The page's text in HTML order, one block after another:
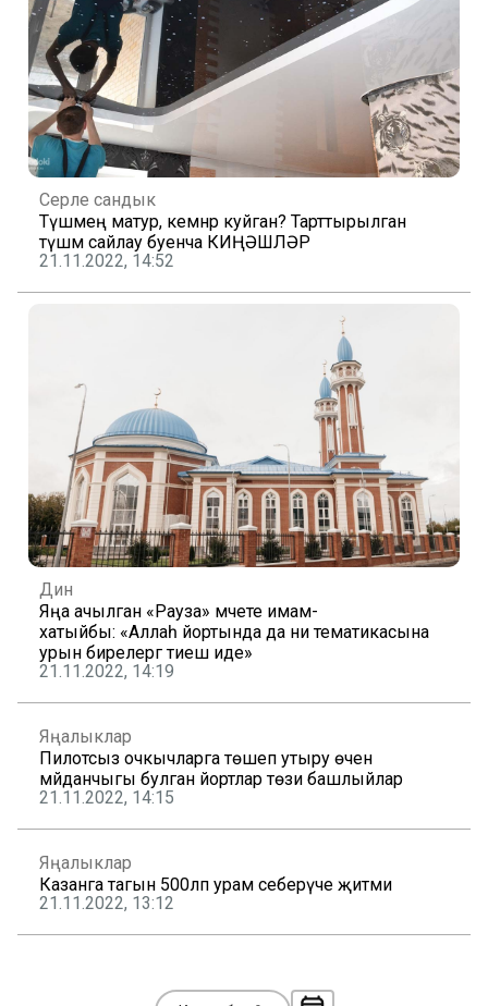
Серле сандык
Түшәмең матур, кемнәр куйган? Тарттырылган
түшәм сайлау буенча КИҢӘШЛӘР
21.11.2022, 14:52
Дин
Яңа ачылган «Рауза» мәчете имам-
хатыйбы: «Аллаһ йортында да әни тематикасына
урын бирелергә тиеш иде»
21.11.2022, 14:19
Яңалыклар
Пилотсыз очкычларга төшеп утыру өчен
мәйданчыгы булган йортлар төзи башлыйлар
21.11.2022, 14:15
Яңалыклар
Казанга тагын 500ләп урам себерүче җитми
21.11.2022, 13:12